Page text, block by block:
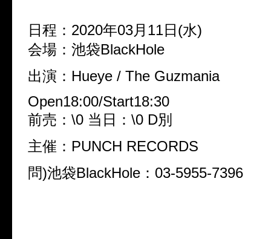
日程：2020年03月11日(水)
会場：池袋BlackHole
出演：Hueye / The Guzmania
Open18:00/Start18:30
前売：\0 当日：\0 D別
主催：PUNCH RECORDS
問)池袋BlackHole：03-5955-7396